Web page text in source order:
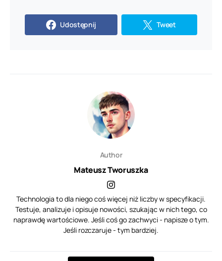
Udostępnij Tweet
Author
Mateusz Tworuszka
Technologia to dla niego coś więcej niż liczby w specyfikacji.
Testuje, analizuje i opisuje nowości, szukając w nich tego, co
naprawdę wartościowe. Jeśli coś go zachwyci - napisze o tym.
Jeśli rozczaruje - tym bardziej.